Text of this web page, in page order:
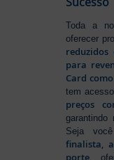
Toda a
oferecer
reduzidos
para
Card
tem
preços
Seja
finalista,
porte,